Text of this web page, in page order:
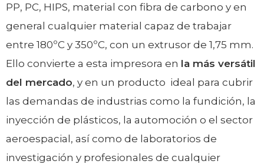
PP, PC, HIPS, material con fibra de carbono y en
general cualquier material capaz de trabajar
entre 180ºC y 350ºC, con un extrusor de 1,75 mm.
Ello convierte a esta impresora en la más versátil
del mercado, y en un producto ideal para cubrir
las demandas de industrias como la fundición, la
inyección de plásticos, la automoción o el sector
aeroespacial, así como de laboratorios de
investigación y profesionales de cualquier